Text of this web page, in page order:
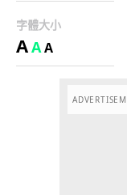
字體大小
AAA